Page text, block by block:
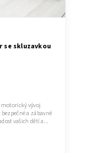
se skluzavkou
vývoj
a zábavné
vašich dětí a...